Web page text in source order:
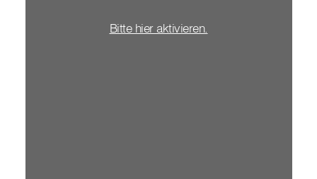
Bitte hier aktivieren.